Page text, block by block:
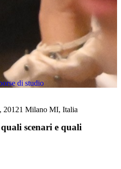
di studio
20121 Milano MI, Italia
scenari e quali